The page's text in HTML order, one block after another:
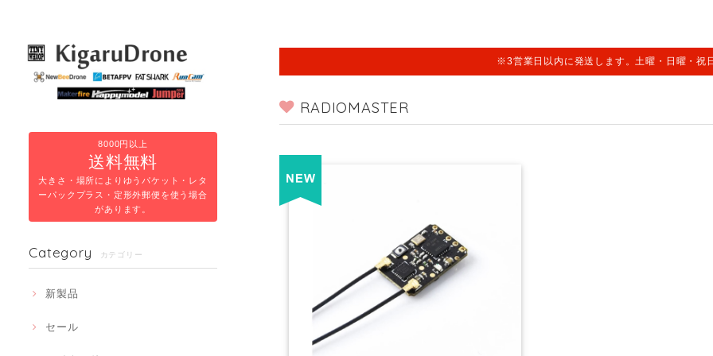
8000円以上
送料無料
大きさ・場所によりゆうパケット・レタ
ーパックプラス・定形外郵便を使う場合
があります。
Category カテゴリー
新製品
セール
※3営業日以内に発送します。土曜・日曜・祝
RADIOMASTER